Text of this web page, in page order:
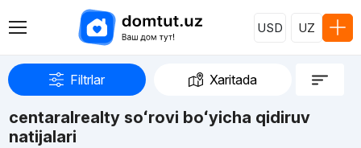
USD UZ
Filtrlar Xaritada
centaralrealty soʻrovi boʻyicha qidiruv
natijalari